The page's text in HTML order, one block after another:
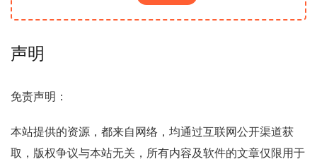
声明
免责声明：
本站提供的资源，都来自网络，均通过互联网公开渠道获
取，版权争议与本站无关，所有内容及软件的文章仅限用于